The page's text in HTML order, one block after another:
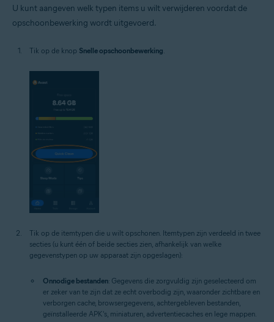
U kunt aangeven welk typen items u wilt verwijderen voordat de
opschoonbewerking wordt uitgevoerd.
Tik op de knop Snelle opschoonbewerking.
Tik op de itemtypen die u wilt opschonen. Itemtypen zijn verdeeld in twee
secties (u kunt één of beide secties zien, afhankelijk van welke
gegevenstypen op uw apparaat zijn opgeslagen):
Onnodige bestanden: Gegevens die zorgvuldig zijn geselecteerd om
er zeker van te zijn dat ze echt overbodig zijn, waaronder zichtbare en
verborgen cache, browsergegevens, achtergebleven bestanden,
geïnstalleerde APK's, miniaturen, advertentiecaches en lege mappen.